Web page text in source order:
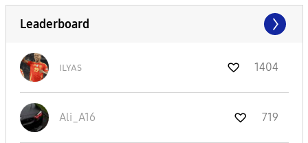
Leaderboard
ɪʟʏᴀs 1404
Ali_A16 719